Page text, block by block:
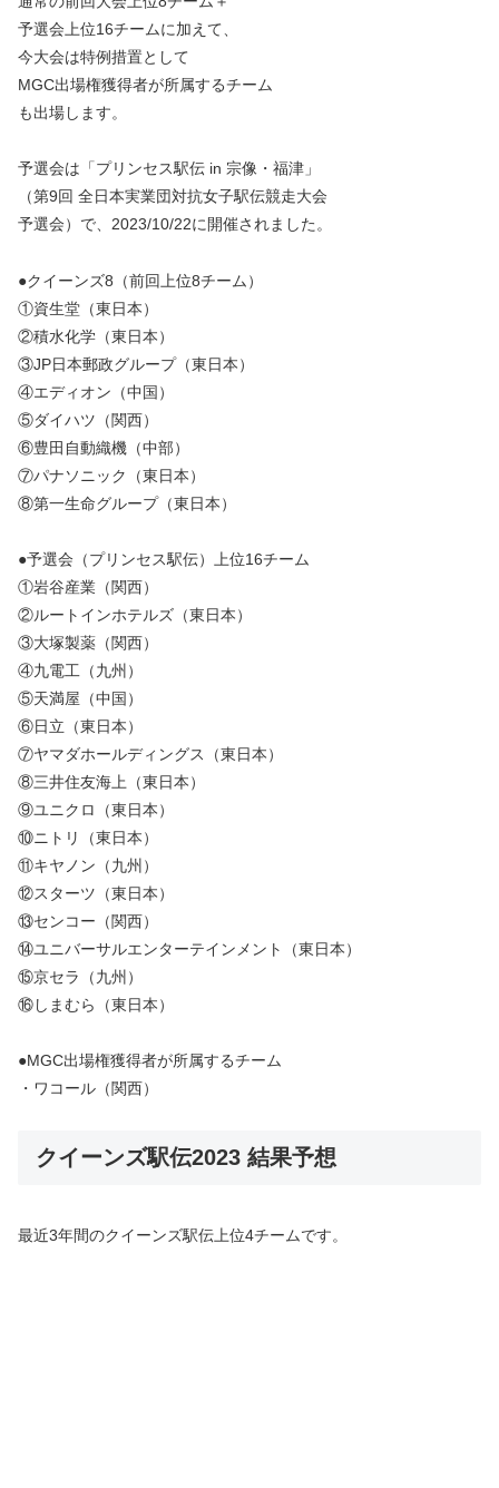
予選会上位16チームに加えて、
今大会は特例措置として
MGC出場権獲得者が所属するチーム
も出場します。
予選会は「プリンセス駅伝 in 宗像・福津」
（第9回 全日本実業団対抗女子駅伝競走大会
予選会）で、2023/10/22に開催されました。
●クイーンズ8（前回上位8チーム）
①資生堂（東日本）
②積水化学（東日本）
③JP日本郵政グループ（東日本）
④エディオン（中国）
⑤ダイハツ（関西）
⑥豊田自動織機（中部）
⑦パナソニック（東日本）
⑧第一生命グループ（東日本）
●予選会（プリンセス駅伝）上位16チーム
①岩谷産業（関西）
②ルートインホテルズ（東日本）
③大塚製薬（関西）
④九電工（九州）
⑤天満屋（中国）
⑥日立（東日本）
⑦ヤマダホールディングス（東日本）
⑧三井住友海上（東日本）
⑨ユニクロ（東日本）
⑩ニトリ（東日本）
⑪キヤノン（九州）
⑫スターツ（東日本）
⑬センコー（関西）
⑭ユニバーサルエンターテインメント（東日本）
⑮京セラ（九州）
⑯しまむら（東日本）
●MGC出場権獲得者が所属するチーム
・ワコール（関西）
クイーンズ駅伝2023 結果予想
最近3年間のクイーンズ駅伝上位4チームです。